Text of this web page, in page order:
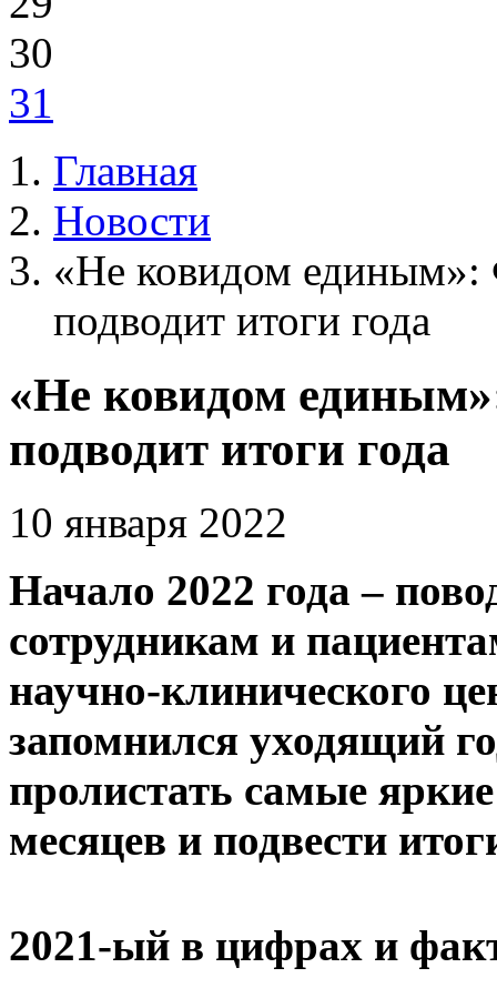
30
31
Главная
Новости
«Не ковидом
подводит итоги года
«Не ковидом
подводит итоги года
10 января 2022
Начало 2022 года –
сотрудникам и
научно-клинического
запомнился уходящий
пролистать самые
месяцев и подвести
2021-ый в цифрах и